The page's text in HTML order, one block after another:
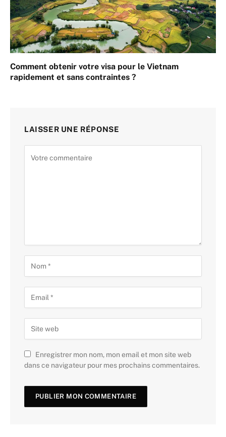
Comment obtenir votre visa pour le Vietnam
rapidement et sans contraintes ?
LAISSER UNE RÉPONSE
Enregistrer mon nom, mon email et mon site web
dans ce navigateur pour mes prochains commentaires.